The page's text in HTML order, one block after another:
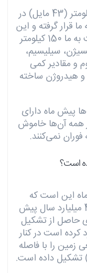
ضخامت این پوسته تقریباً 70 کیلومتر (43 مایل) در
قرار گرفته و این
ضخامت در نیمکره دور ماه نسبت به ما 150 کیلومتر
سیلیسیم،
و مقادیر کمی
و هیدروژن ساخته
پیش ماه دارای
همه آن‌ها خاموش
نمی‌کنند.
است؟
این است که
جسمی به اندازه مریخ حدود 4/5 میلیارد سال پیش
حاصل از تشکیل
است در کنار
زمین را با فاصله